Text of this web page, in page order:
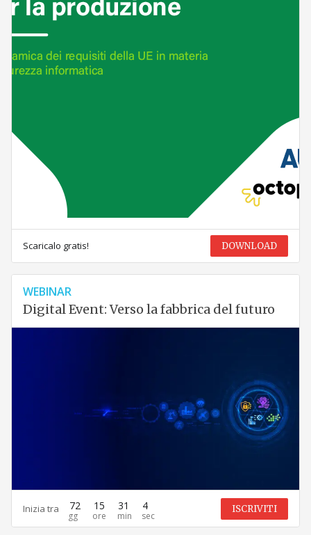
Scaricalo gratis! DOWNLOAD
WEBINAR
Digital Event: Verso la fabbrica del futuro
Inizia tra 72 15 31 3 ISCRIVITI